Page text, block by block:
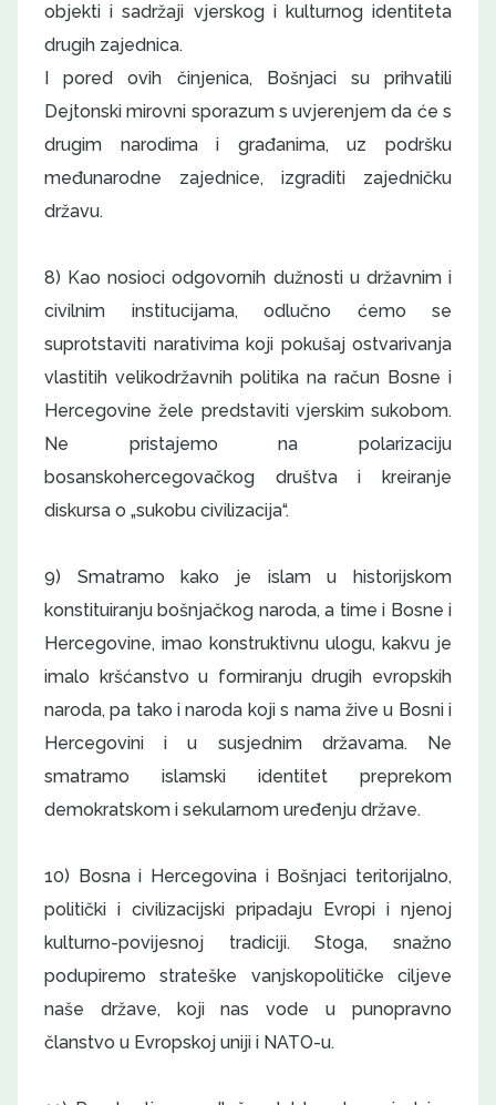
objekti i sadržaji vjerskog i kulturnog identiteta
drugih zajednica.
I pored ovih činjenica, Bošnjaci su prihvatili
Dejtonski mirovni sporazum s uvjerenjem da će s
drugim narodima i građanima, uz podršku
međunarodne zajednice, izgraditi zajedničku
državu.
8) Kao nosioci odgovornih dužnosti u državnim i
civilnim institucijama, odlučno ćemo se
suprotstaviti narativima koji pokušaj ostvarivanja
vlastitih velikodržavnih politika na račun Bosne i
Hercegovine žele predstaviti vjerskim sukobom.
Ne pristajemo na polarizaciju
bosanskohercegovačkog društva i kreiranje
diskursa o „sukobu civilizacija“.
9) Smatramo kako je islam u historijskom
konstituiranju bošnjačkog naroda, a time i Bosne i
Hercegovine, imao konstruktivnu ulogu, kakvu je
imalo kršćanstvo u formiranju drugih evropskih
naroda, pa tako i naroda koji s nama žive u Bosni i
Hercegovini i u susjednim državama. Ne
smatramo islamski identitet preprekom
demokratskom i sekularnom uređenju države.
10) Bosna i Hercegovina i Bošnjaci teritorijalno,
politički i civilizacijski pripadaju Evropi i njenoj
kulturno-povijesnoj tradiciji. Stoga, snažno
podupiremo strateške vanjskopolitičke ciljeve
naše države, koji nas vode u punopravno
članstvo u Evropskoj uniji i NATO-u.